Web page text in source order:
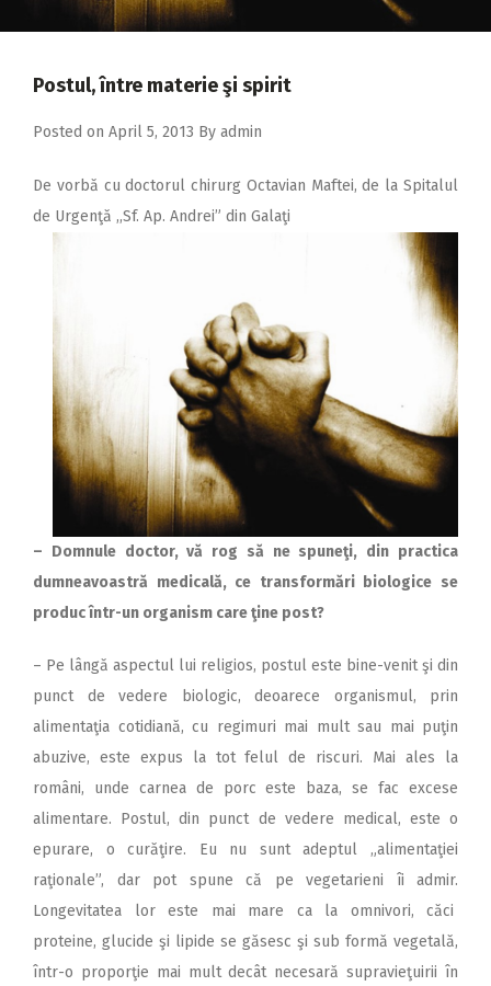
2016
2015
2013
2009
Postul, între materie şi spirit
Posted on April 5, 2013 By admin
De vorbă cu doctorul chirurg Octavian Maftei, de la Spitalul
de Urgenţă ,,Sf. Ap. Andrei” din Galaţi
– Domnule doctor, vă rog să ne spuneţi, din practica
dumneavoastră medicală, ce transformări biologice se
produc într-un organism care ţine post?
– Pe lângă aspectul lui religios, postul este bine-venit şi din
punct de vedere biologic, deoarece organismul, prin
alimentaţia cotidiană, cu regimuri mai mult sau mai puţin
abuzive, este expus la tot felul de riscuri. Mai ales la
români, unde carnea de porc este baza, se fac excese
alimentare. Postul, din punct de vedere medical, este o
epurare, o curăţire. Eu nu sunt adeptul „alimentaţiei
raţionale”, dar pot spune că pe vegetarieni îi admir.
Longevitatea lor este mai mare ca la omnivori, căci
proteine, glucide şi lipide se găsesc şi sub formă vegetală,
într-o proporţie mai mult decât necesară supravieţuirii în